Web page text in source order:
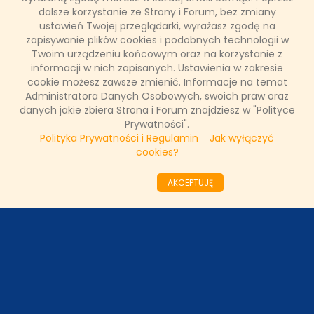
dalsze korzystanie ze Strony i Forum, bez zmiany
ustawień Twojej przeglądarki, wyrażasz zgodę na
zapisywanie plików cookies i podobnych technologii w
Twoim urządzeniu końcowym oraz na korzystanie z
informacji w nich zapisanych. Ustawienia w zakresie
cookie możesz zawsze zmienić. Informacje na temat
Administratora Danych Osobowych, swoich praw oraz
danych jakie zbiera Strona i Forum znajdziesz w "Polityce
Prywatności".
Polityka Prywatności i Regulamin
Jak wyłączyć
cookies?
AKCEPTUJĘ
ODZIAŁY LOKALNE
PARTNERZY
SONDA
NASZE WYWIADY